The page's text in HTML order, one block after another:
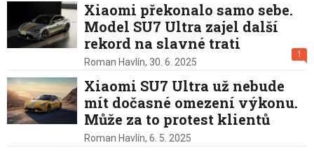
Xiaomi překonalo samo sebe.
Model SU7 Ultra zajel další
rekord na slavné trati
1
Roman Havlín, 30. 6. 2025
Xiaomi SU7 Ultra už nebude
mít dočasné omezení výkonu.
Může za to protest klientů
Roman Havlín, 6. 5. 2025